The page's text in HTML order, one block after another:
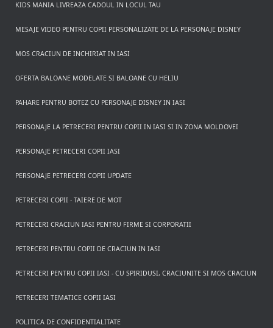
KIDS MANIA LIVREAZA CADOUL IN LOCUL TAU
MESAJE VIDEO PENTRU COPII PERSONALIZATE DE LA PERSONAJE DISNEY
MOS CRACIUN DE INCHIRIAT IN IASI
OFERTA BALOANE MODELATE SI BALOANE CU HELIU
PAHARE PENTRU BOTEZ CU PERSONAJE DISNEY IN IASI
PERSONAJE LA PETRECERI PENTRU COPII IN IASI SI IN ZONA MOLDOVEI
PERSONAJE PETRECERI COPII IASI
PERSONAJE PETRECERI COPII UPDATE
PETRECERI COPII - TAIERE DE MOT
PETRECERI CRACIUN IASI PENTRU FIRME SI CORPORATII
PETRECERI PENTRU COPII DE CRACIUN IN IASI
PETRECERI PENTRU COPII IASI - CU SPIRIDUSI, CRACIUNITE SI MOS CRACIUN
PETRECERI TEMATICE COPII IASI
POLITICA DE CONFIDENTIALITATE